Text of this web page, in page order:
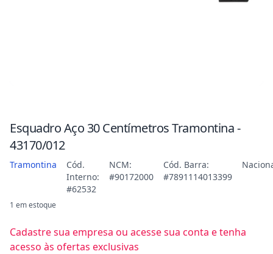
Esquadro Aço 30 Centímetros Tramontina -
43170/012
Tramontina
Cód.
Interno:
#62532
NCM:
#90172000
Cód. Barra:
#7891114013399
1 em estoque
Cadastre sua empresa ou acesse sua conta e tenha
acesso às ofertas exclusivas